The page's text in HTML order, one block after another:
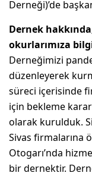
Derneği)’de
Dernek
okurlarımıza
Derneğimizi
düzenleyerek
süreci içerisinde
için bekleme
olarak kurulduk.
Sivas firmalarına
Otogarı’nda
bir dernektir.